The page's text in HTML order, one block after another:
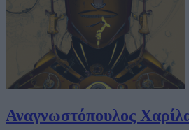
Αναγνωστόπουλος